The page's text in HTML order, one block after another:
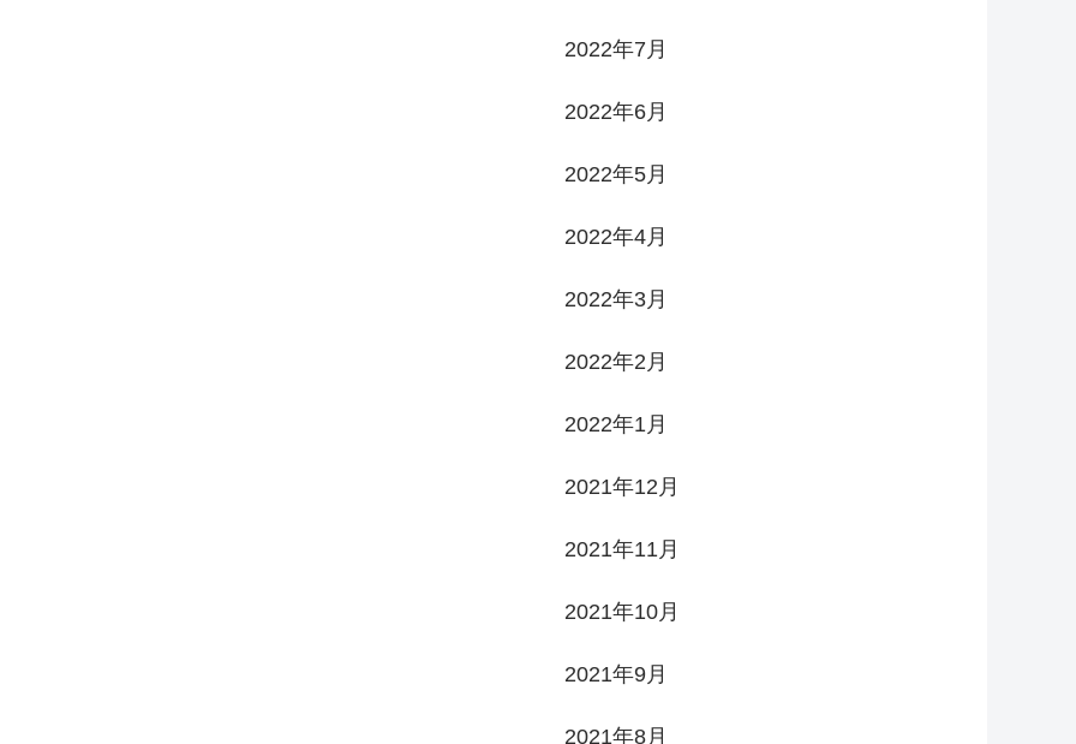
2022年7月
2022年6月
2022年5月
2022年4月
2022年3月
2022年2月
2022年1月
2021年12月
2021年11月
2021年10月
2021年9月
2021年8月